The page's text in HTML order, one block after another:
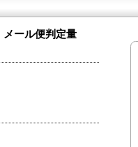
メール便判定量